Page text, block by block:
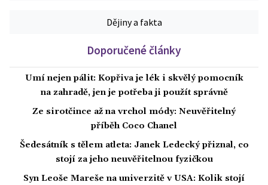
Dějiny a fakta
Doporučené články
Umí nejen pálit: Kopřiva je lék i skvělý pomocník
na zahradě, jen je potřeba ji použít správně
Ze sirotčince až na vrchol módy: Neuvěřitelný
příběh Coco Chanel
Šedesátník s tělem atleta: Janek Ledecký přiznal, co
stojí za jeho neuvěřitelnou fyzičkou
Syn Leoše Mareše na univerzitě v USA: Kolik stojí